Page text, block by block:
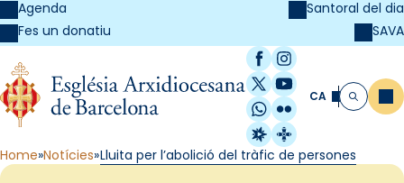
Agenda
Fes un donatiu
Santoral del dia
SAVA
Facebook
Instagram
X / Twitter
YouTube
WhatsApp
Flickr
Radio Estel
Catalunya
CA Cerca
Home Notícies Lluita per l’abolició del tràfic de persones